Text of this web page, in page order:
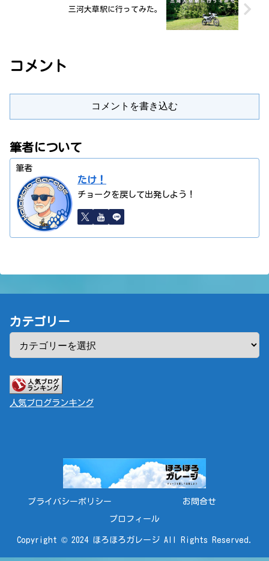
三河大草駅に行ってみた。
コメント
コメントを書き込む
筆者について
筆者
たけ！
チョークを戻して出発しよう！
カテゴリー
人気ブログランキング
プライバシーポリシー お問合せ
プロフィール
Copyright © 2024 ほろほろガレージ All Rights Reserved.